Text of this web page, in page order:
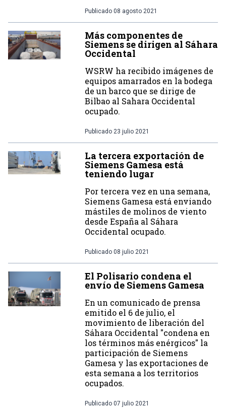
Publicado 08 agosto 2021
Más componentes de
Siemens se dirigen al Sáhara
Occidental
WSRW ha recibido imágenes de
equipos amarrados en la bodega
de un barco que se dirige de
Bilbao al Sahara Occidental
ocupado.
Publicado 23 julio 2021
La tercera exportación de
Siemens Gamesa está
teniendo lugar
Por tercera vez en una semana,
Siemens Gamesa está enviando
mástiles de molinos de viento
desde España al Sáhara
Occidental ocupado.
Publicado 08 julio 2021
El Polisario condena el
envío de Siemens Gamesa
En un comunicado de prensa
emitido el 6 de julio, el
movimiento de liberación del
Sáhara Occidental "condena en
los términos más enérgicos" la
participación de Siemens
Gamesa y las exportaciones de
esta semana a los territorios
ocupados.
Publicado 07 julio 2021